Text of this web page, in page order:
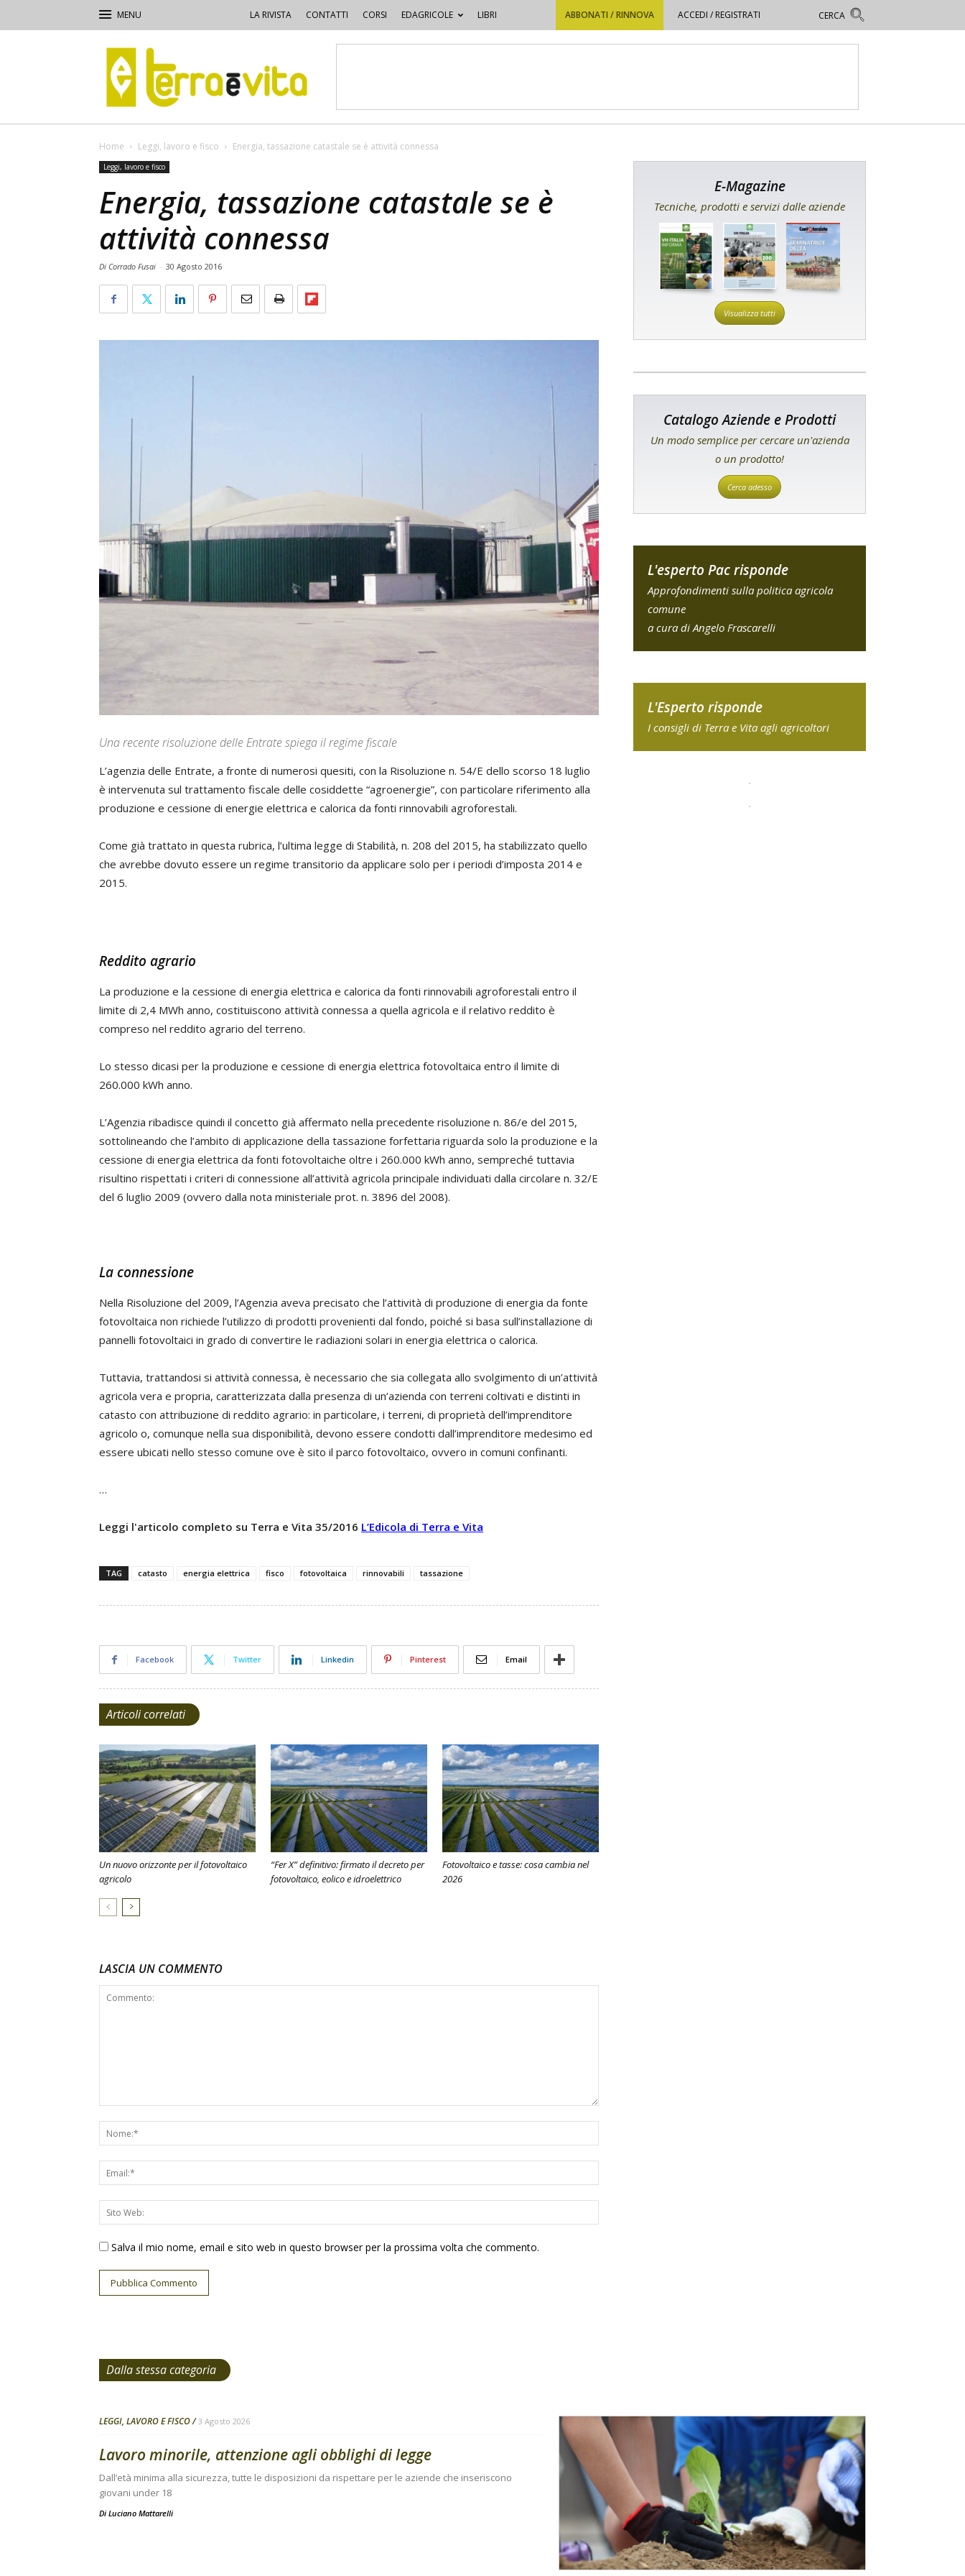
LA RIVISTA CONTATTI CORSI EDAGRICOLE LIBRI ABBONATI / RINNOVA ACCEDI / REGISTRATI
Terra
e
Vita
Home Leggi, lavoro e fisco Energia, tassazione catastale se è attività connessa
Leggi, lavoro e fisco
Energia, tassazione catastale se è
attività connessa
Di Corrado Fusai - 30 Agosto 2016
Una recente risoluzione delle Entrate spiega il regime fiscale
L’agenzia delle Entrate, a fronte di numerosi quesiti, con la Risoluzione n. 54/E dello scorso 18 luglio
è intervenuta sul trattamento fiscale delle cosiddette “agroenergie”, con particolare riferimento alla
produzione e cessione di energie elettrica e calorica da fonti rinnovabili agroforestali.
Come già trattato in questa rubrica, l’ultima legge di Stabilità, n. 208 del 2015, ha stabilizzato quello
che avrebbe dovuto essere un regime transitorio da applicare solo per i periodi d’imposta 2014 e
2015.
Reddito agrario
La produzione e la cessione di energia elettrica e calorica da fonti rinnovabili agroforestali entro il
limite di 2,4 MWh anno, costituiscono attività connessa a quella agricola e il relativo reddito è
compreso nel reddito agrario del terreno.
Lo stesso dicasi per la produzione e cessione di energia elettrica fotovoltaica entro il limite di
260.000 kWh anno.
L’Agenzia ribadisce quindi il concetto già affermato nella precedente risoluzione n. 86/e del 2015,
sottolineando che l’ambito di applicazione della tassazione forfettaria riguarda solo la produzione e la
cessione di energia elettrica da fonti fotovoltaiche oltre i 260.000 kWh anno, sempreché tuttavia
risultino rispettati i criteri di connessione all’attività agricola principale individuati dalla circolare n. 32/E
del 6 luglio 2009 (ovvero dalla nota ministeriale prot. n. 3896 del 2008).
La connessione
Nella Risoluzione del 2009, l’Agenzia aveva precisato che l’attività di produzione di energia da fonte
fotovoltaica non richiede l’utilizzo di prodotti provenienti dal fondo, poiché si basa sull’installazione di
pannelli fotovoltaici in grado di convertire le radiazioni solari in energia elettrica o calorica.
Tuttavia, trattandosi si attività connessa, è necessario che sia collegata allo svolgimento di un’attività
agricola vera e propria, caratterizzata dalla presenza di un’azienda con terreni coltivati e distinti in
catasto con attribuzione di reddito agrario: in particolare, i terreni, di proprietà dell’imprenditore
agricolo o, comunque nella sua disponibilità, devono essere condotti dall’imprenditore medesimo ed
essere ubicati nello stesso comune ove è sito il parco fotovoltaico, ovvero in comuni confinanti.
…
Leggi l'articolo completo su Terra e Vita 35/2016 L’Edicola di Terra e Vita
TAG catasto energia elettrica fisco fotovoltaica rinnovabili tassazione
Facebook Twitter Linkedin Pinterest Email
Articoli correlati
Un nuovo orizzonte per il fotovoltaico
agricolo
“Fer X” definitivo: firmato il decreto per
fotovoltaico, eolico e idroelettrico
Fotovoltaico e tasse: cosa cambia nel
2026
LASCIA UN COMMENTO
Salva il mio nome, email e sito web in questo browser per la prossima volta che commento.
E-Magazine
Tecniche, prodotti e servizi dalle aziende
Visualizza tutti
Catalogo Aziende e Prodotti
Un modo semplice per cercare un'azienda
o un prodotto!
Cerca adesso
L'esperto Pac risponde
Approfondimenti sulla politica agricola
comune
a cura di Angelo Frascarelli
L'Esperto risponde
I consigli di Terra e Vita agli agricoltori
Dalla stessa categoria
LEGGI, LAVORO E FISCO 3 Agosto 2026
Lavoro minorile, attenzione agli obblighi di legge
Dall’età minima alla sicurezza, tutte le disposizioni da rispettare per le aziende che inseriscono
giovani under 18
Di Luciano Mattarelli